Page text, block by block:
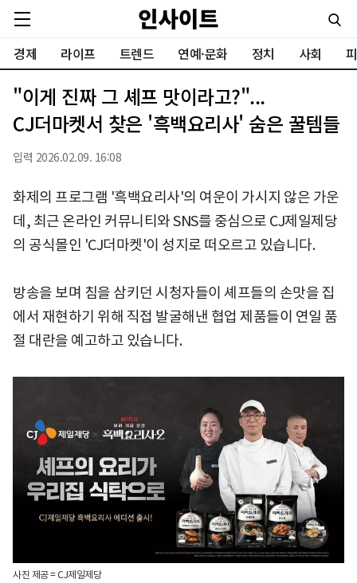
경제 라이프 트렌드 연예·문화 정치 사회
"이게 진짜 그 셰프 맛이라고?"...
CJ더마켓서 찾은 '흑백요리사' 숨은 꿀템들
입력 2026.02.09. 16:08
화제의 프로그램 '흑백요리사'의 여운이 가시지 않은 가운
데, 최근 온라인 커뮤니티와 SNS를 중심으로 CJ제일제당
의 공식몰인 'CJ더마켓'이 성지로 떠오르고 있습니다.
방송을 보며 침을 삼키던 시청자들이 셰프들의 손맛을 집
에서 재현하기 위해 직접 발굴해낸 협업 제품들이 연일 품
절 대란을 예고하고 있습니다.
사진 제공 = CJ제일제당